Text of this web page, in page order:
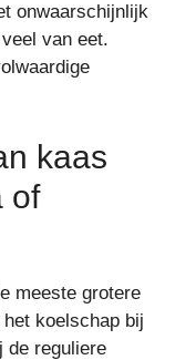
onwaarschijnlijk
van eet.
kaas
of
meeste grotere
koelschap bij
de reguliere